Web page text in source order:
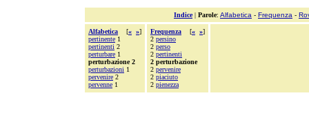
Indice| Parole: Alfabetica - Frequenza -
Alfabetica [« »]
pertinente 1
pertinenti 2
perturbare 1
perturbazione 2
perturbazioni 1
pervenire 2
pervenne 1
Frequenza [« »]
2 persino
2 perso
2 pertinenti
2 perturbazione
2 pervenire
2 piaciuto
2 pienezza